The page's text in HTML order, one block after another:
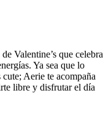
Valentine’s que celebra
Ya sea que lo
Aerie te acompaña
libre y disfrutar el día